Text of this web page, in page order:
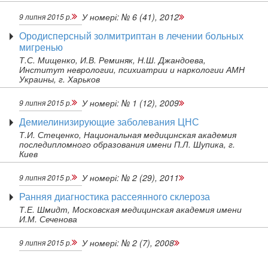
9 липня 2015 р. У номері: № 6 (41), 2012
Ородисперсный золмитриптан в лечении больных
мигренью
Т.С. Мищенко, И.В. Реминяк, Н.Ш. Джандоева,
Институт неврологии, психиатрии и наркологии АМН
Украины, г. Харьков
9 липня 2015 р. У номері: № 1 (12), 2009
Демиелинизирующие заболевания ЦНС
Т.И. Стеценко, Национальная медицинская академия
последипломного образования имени П.Л. Шупика, г.
Киев
9 липня 2015 р. У номері: № 2 (29), 2011
Ранняя диагностика рассеянного склероза
Т.Е. Шмидт, Московская медицинская академия имени
И.М. Сеченова
9 липня 2015 р. У номері: № 2 (7), 2008